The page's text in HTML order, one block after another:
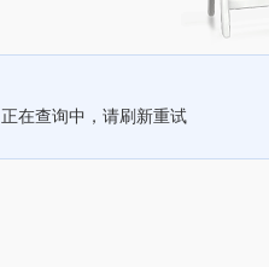
正在查询中，请刷新重试